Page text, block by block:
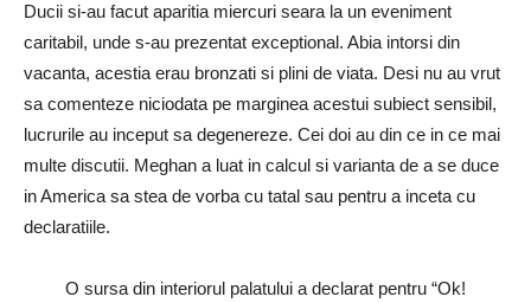
Ducii si-au facut aparitia miercuri seara la un eveniment
caritabil, unde s-au prezentat exceptional. Abia intorsi din
vacanta, acestia erau bronzati si plini de viata. Desi nu au vrut
sa comenteze niciodata pe marginea acestui subiect sensibil,
lucrurile au inceput sa degenereze. Cei doi au din ce in ce mai
multe discutii. Meghan a luat in calcul si varianta de a se duce
in America sa stea de vorba cu tatal sau pentru a inceta cu
declaratiile.
O sursa din interiorul palatului a declarat pentru “Ok!